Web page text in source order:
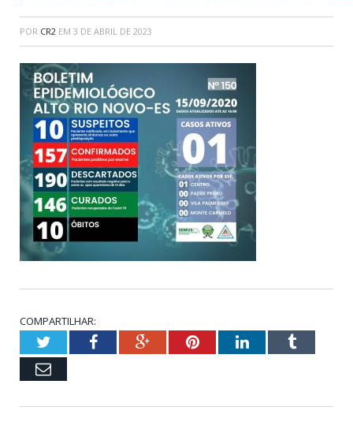
POR CR2 EM 3 DE ABRIL DE 2023
COMPARTILHAR:
TwitterFacebookGoogle+PinterestLinkedInTumblr
Email